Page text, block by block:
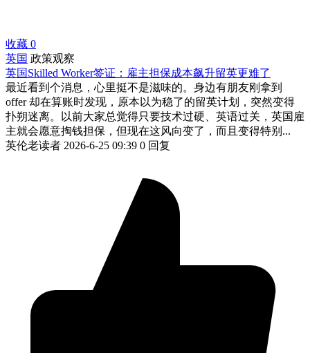
收藏 0
英国 政策观察
英国Skilled Worker签证：雇主担保成本飙升留英更难了
最近看到个消息，心里挺不是滋味的。身边有朋友刚拿到
offer 却在算账时发现，原本以为稳了的留英计划，突然变得
扑朔迷离。以前大家总觉得只要技术过硬、英语过关，英国雇
主就会愿意掏钱担保，但现在这风向变了，而且变得特别...
英伦老读者 2026-6-25 09:39 0 回复